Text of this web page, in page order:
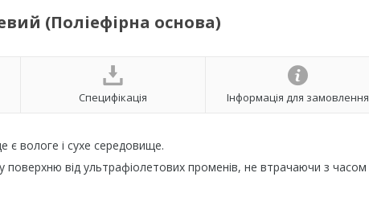
(Поліефірна основа)
Специфікація Інформація для замовлення
є вологе і сухе середовище.
від ультрафіолетових променів, не втрачаючи з часом